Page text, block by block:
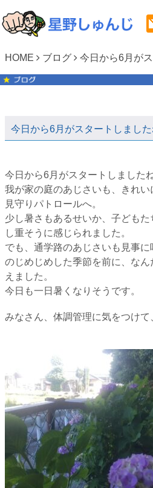
HOME ブログ 今日から6月が
今日から6月がスタートしました
今日から6月がスタートしましたね
我が家の庭のあじさいも、きれ
見守りパトロールへ。
少し暑さもあるせいか、子ども
し重そうに感じられました。
でも、通学路のあじさいも見事
のじめじめした季節を前に、な
えました。
今日も一日暑くなりそうです。
みなさん、体調管理に気をつけ